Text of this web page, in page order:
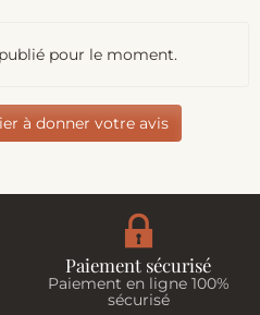
pour le moment.
à donner votre avis
Paiement sécurisé
Paiement en ligne 100%
sécurisé